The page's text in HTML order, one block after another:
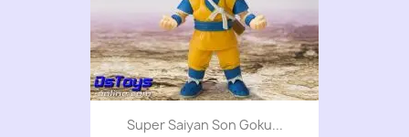
Super Saiyan Son Goku...